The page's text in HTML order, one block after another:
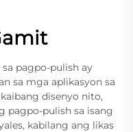
pagpo-pulish ay
sa mga aplikasyon sa
disenyo nito,
pagpo-pulish sa isang
kabilang ang likas